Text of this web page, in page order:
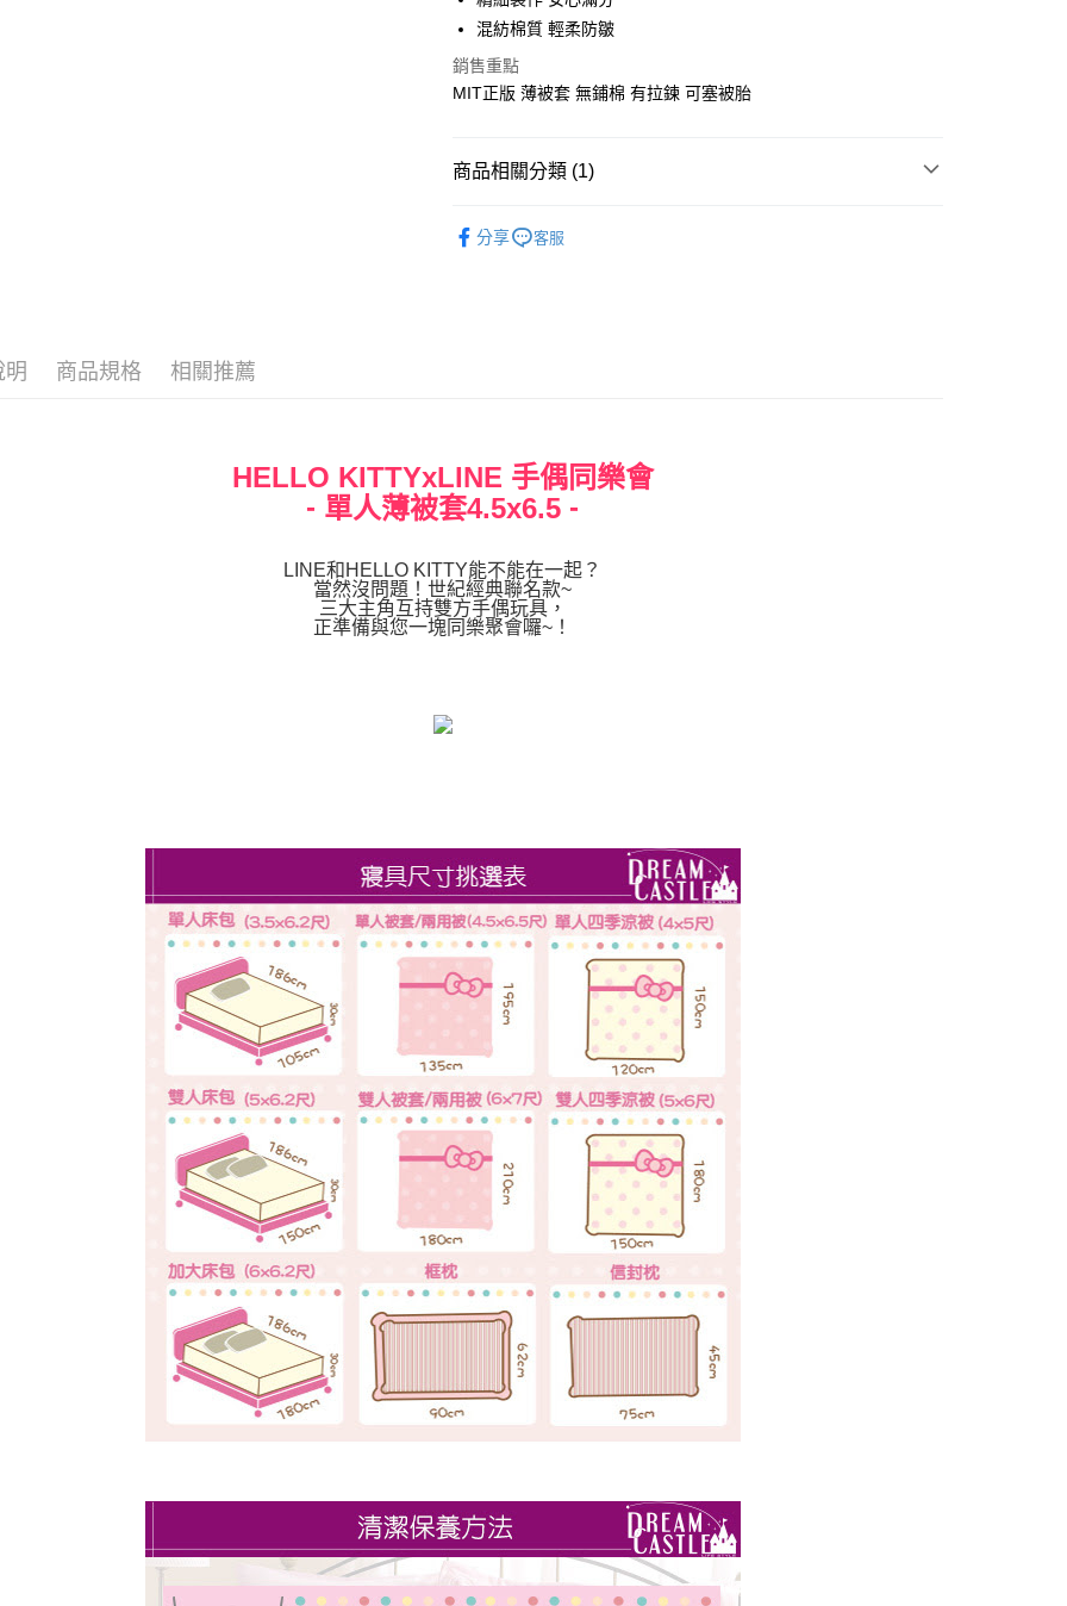
Apple Pay
悠遊付
ATM付款
每筆NT$80，滿NT$699(含以上)免運費
混紡棉質 輕柔防皺
銷售重點
MIT正版 薄被套 無鋪棉 有拉鍊 可塞被胎
商品相關分類 (1)
分享
客服
明 商品規格 相關推薦
HELLO KITTYxLINE 手偶同樂會
- 單人薄被套4.5x6.5 -
LINE和HELLO KITTY能不能在一起？
當然沒問題！世紀經典聯名款~
三大主角互持雙方手偶玩具，
正準備與您一塊同樂聚會囉~！